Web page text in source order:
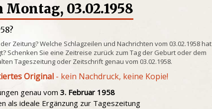
03.02.1958
Zeitung? Welche Schlagzeilen und Nachrichten vom 03.02.1958 hat
Schenken Sie eine Zeitreise zurück zum Tag der Geburt oder dem
Tageszeitung oder Zeitschrift genau vom 03.02.1958.
Original - kein Nachdruck, keine Kopie!
genau vom3. Februar 1958
als ideale Ergänzung zur Tageszeitung